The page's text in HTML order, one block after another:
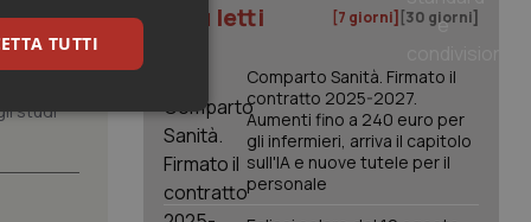
il
studi
I più letti [7 giorni] [30 giorni]
Comparto Sanità. Firmato il
contratto 2025-2027.
Aumenti fino a 240 euro per
gli infermieri, arriva il capitolo
sull'IA e nuove tutele per il
personale
TUTTI